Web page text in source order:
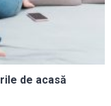
de acasă